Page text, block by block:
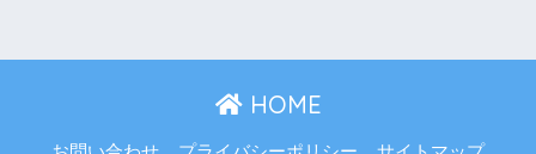
HOME